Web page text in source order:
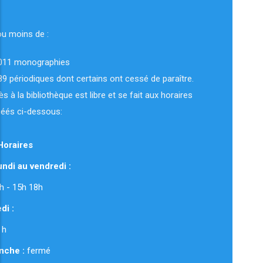
moins de :
monographies
périodiques dont certains ont cessé de paraître.
à la bibliothèque est libre et se fait aux horaires
ci-dessous:
au vendredi :
12h - 15h 18h
:
: fermé